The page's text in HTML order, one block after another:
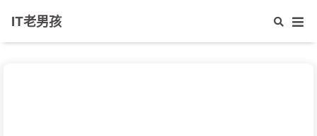
IT老男孩